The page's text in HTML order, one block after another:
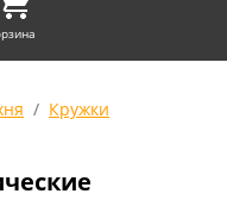
Кружки